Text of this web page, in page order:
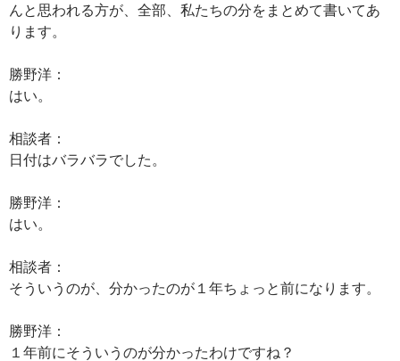
んと思われる方が、全部、私たちの分をまとめて書いてあ
ります。
勝野洋：
はい。
相談者：
日付はバラバラでした。
勝野洋：
はい。
相談者：
そういうのが、分かったのが１年ちょっと前になります。
勝野洋：
１年前にそういうのが分かったわけですね？